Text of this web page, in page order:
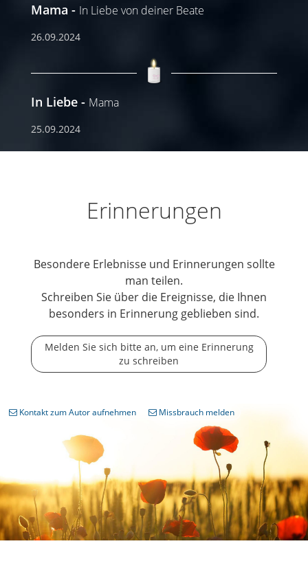
Mama In Liebe von deiner Beate
26.09.2024
In Liebe Mama
25.09.2024
Erinnerungen
Besondere Erlebnisse und Erinnerungen sollte
man teilen.
Schreiben Sie über die Ereignisse, die Ihnen
besonders in Erinnerung geblieben sind.
Melden Sie sich bitte an, um eine Erinnerung
zu schreiben
Kontakt zum Autor aufnehmen Missbrauch melden